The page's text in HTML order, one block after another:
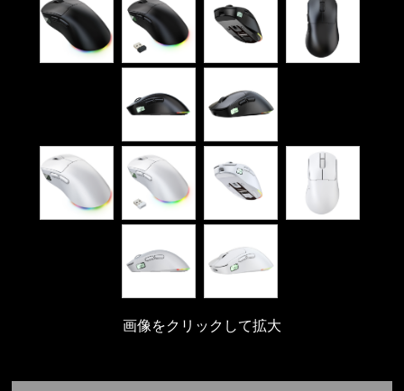
画像をクリックして拡大